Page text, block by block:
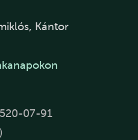
Kántor
07-91